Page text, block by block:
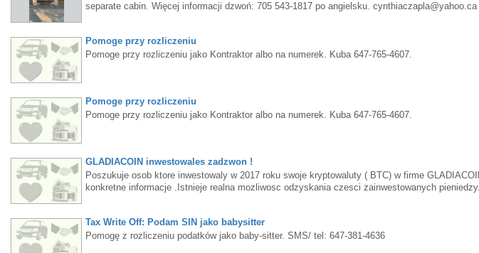
separate cabin. Więcej informacji dzwoń: 705 543-1817 po angielsku. cynthiaczapla@yahoo.ca
Pomoge przy rozliczeniu
Pomoge przy rozliczeniu jako Kontraktor albo na numerek. Kuba 647-765-4607.
Pomoge przy rozliczeniu
Pomoge przy rozliczeniu jako Kontraktor albo na numerek. Kuba 647-765-4607.
GLADIACOIN inwestowales zadzwon !
Poszukuje osob ktore inwestowaly w 2017 roku swoje kryptowaluty ( BTC) w firme
konkretne informacje .Istnieje realna mozliwosc odzyskania czesci zainwestowanych
Tax Write Off: Podam SIN jako babysitter
Pomogę z rozliczeniu podatków jako baby-sitter. SMS/ tel: 647-381-4636